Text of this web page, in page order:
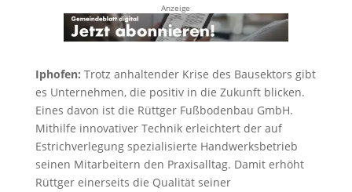
Anzeige
Iphofen: Trotz anhaltender Krise des Bausektors gibt
es Unternehmen, die positiv in die Zukunft blicken.
Eines davon ist die Rüttger Fußbodenbau GmbH.
Mithilfe innovativer Technik erleichtert der auf
Estrichverlegung spezialisierte Handwerksbetrieb
seinen Mitarbeitern den Praxisalltag. Damit erhöht
Rüttger einerseits die Qualität seiner